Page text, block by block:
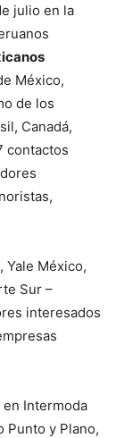
julio en la
México,
de los
Canadá,
contactos
Yale México,
Sur –
interesados
Intermoda
Punto y Plano,